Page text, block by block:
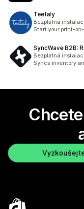
Teetaly
Bezplatná
Start your print-
SyncWave B2B:
Bezplatná
Syncs inventory